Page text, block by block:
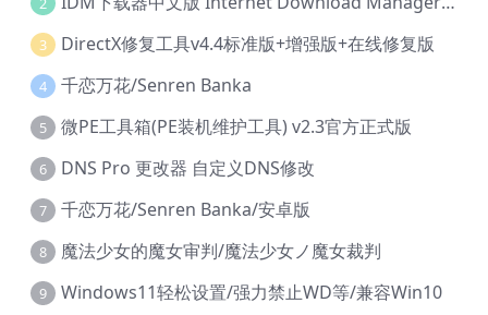
3 DirectX修复工具v4.4标准版+增强版+在线修复版
4 千恋万花/Senren Banka
5 微PE工具箱(PE装机维护工具) v2.3官方正式版
6 DNS Pro 更改器 自定义DNS修改
7 千恋万花/Senren Banka/安卓版
8 魔法少女的魔女审判/魔法少女ノ魔女裁判
9 Windows11轻松设置/强力禁止WD等/兼容Win10